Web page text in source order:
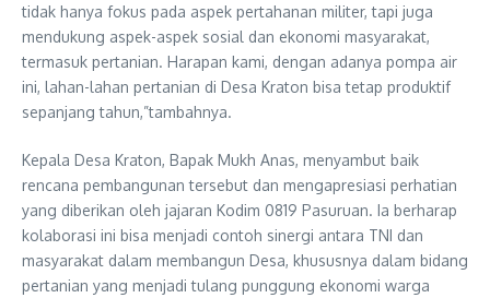
tidak hanya fokus pada aspek pertahanan militer, tapi juga
mendukung aspek-aspek sosial dan ekonomi masyarakat,
termasuk pertanian. Harapan kami, dengan adanya pompa air
ini, lahan-lahan pertanian di Desa Kraton bisa tetap produktif
sepanjang tahun,”tambahnya.
Kepala Desa Kraton, Bapak Mukh Anas, menyambut baik
rencana pembangunan tersebut dan mengapresiasi perhatian
yang diberikan oleh jajaran Kodim 0819 Pasuruan. Ia berharap
kolaborasi ini bisa menjadi contoh sinergi antara TNI dan
masyarakat dalam membangun Desa, khususnya dalam bidang
pertanian yang menjadi tulang punggung ekonomi warga